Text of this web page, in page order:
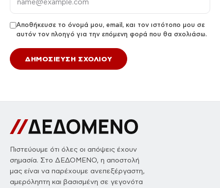
Αποθήκευσε το όνομά μου, email, και τον ιστότοπο μου σε
αυτόν τον πλοηγό για την επόμενη φορά που θα σχολιάσω.
Πιστεύουμε ότι όλες οι απόψεις έχουν
σημασία. Στο ΔΕΔΟΜΕΝΟ, η αποστολή
μας είναι να παρέχουμε ανεπεξέργαστη,
αμερόληπτη και βασισμένη σε γεγονότα